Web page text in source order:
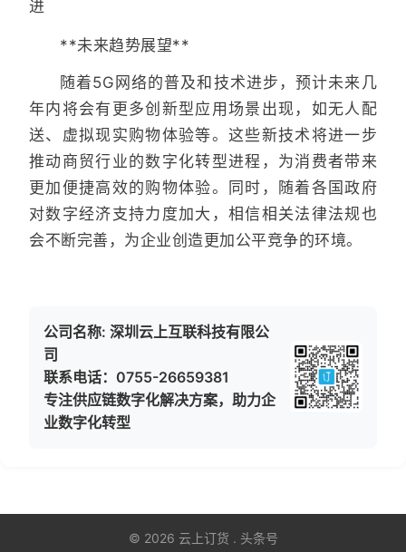
进
**未来趋势展望**
随着5G网络的普及和技术进步，预计未来几
年内将会有更多创新型应用场景出现，如无人配
送、虚拟现实购物体验等。这些新技术将进一步
推动商贸行业的数字化转型进程，为消费者带来
更加便捷高效的购物体验。同时，随着各国政府
对数字经济支持力度加大，相信相关法律法规也
会不断完善，为企业创造更加公平竞争的环境。
公司名称: 深圳云上互联科技有限公
司
联系电话：0755-26659381
专注供应链数字化解决方案，助力企
业数字化转型
© 2026 云上订货 . 头条号